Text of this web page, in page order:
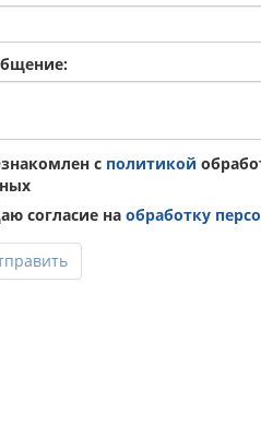
с политикой
согласие на обработку